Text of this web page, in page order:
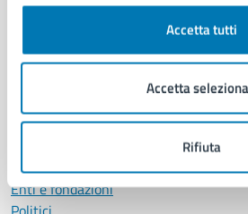
Accetta tutti
Accetta
Rifiuta
Comune di Napoli
Organi di governo
Uffici
Enti e fondazioni